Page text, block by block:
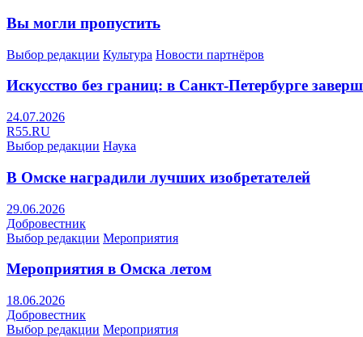
Вы могли пропустить
Выбор редакции Культура Новости партнёров
Искусство без границ: в Санкт-Петербурге
24.07.2026
R55.RU
Выбор редакции Наука
В Омске наградили лучших изобретателей
29.06.2026
Добровестник
Выбор редакции Мероприятия
Мероприятия в Омска летом
18.06.2026
Добровестник
Выбор редакции Мероприятия